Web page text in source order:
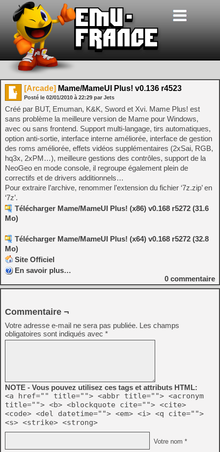
[Arcade] Mame/MameUI Plus! v0.136 r4523
Posté le 02/01/2010 à 22:29 par Jets
Créé par BUT, Emuman, K&K, Sword et Xvi. Mame Plus! est
sans problème la meilleure version de Mame pour Windows,
avec ou sans frontend. Support multi-langage, tirs automatiques,
option anti-sortie, interface interne améliorée, interface de gestion
des roms améliorée, effets vidéos supplémentaires (2xSai, RGB,
hq3x, 2xPM…), meilleure gestions des contrôles, support de la
NeoGeo en mode console, il regroupe également plein de
correctifs et de drivers additionnels…
Pour extraire l’archive, renommer l’extension du fichier ‘7z.zip’ en
‘7z’.
Télécharger Mame/MameUI Plus! (x86) v0.168 r5272 (31.6
Mo)
Télécharger Mame/MameUI Plus! (x64) v0.168 r5272 (32.8
Mo)
Site Officiel
En savoir plus…
0 commentaire
Commentaire ¬
Votre adresse e-mail ne sera pas publiée. Les champs
obligatoires sont indiqués avec *
NOTE - Vous pouvez utilisez ces tags et attributs HTML:
<a href="" title=""> <abbr title=""> <acronym
title=""> <b> <blockquote cite=""> <cite>
<code> <del datetime=""> <em> <i> <q cite="">
<s> <strike> <strong>
Votre nom *